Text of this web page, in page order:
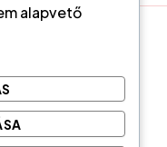
alapvető